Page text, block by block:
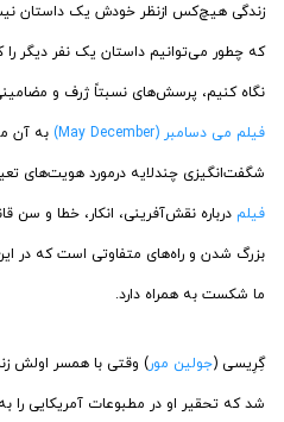
زندگی هیچ‌کس ازنظر خودش یک داستان
که چطور می‌توانیم داستان یک نفر دیگر را
نگاه کنیم، پرسش‌های نسبتاً ژرف و
فیلم می دسامبر (May December) به آن‌
شگفت‌انگیزی چندلایه درمورد هویت‌های
فیلم درباره نقش‌آفرینی، انکار، خطا و سن
بزرگ شدن و راه‌های متفاوتی است که در
ما شکست به همراه دارد.
گِرِیسی (جولین مور) وقتی با همسر اولش
شد که تحقیر او در مطبوعات آمریکایی را